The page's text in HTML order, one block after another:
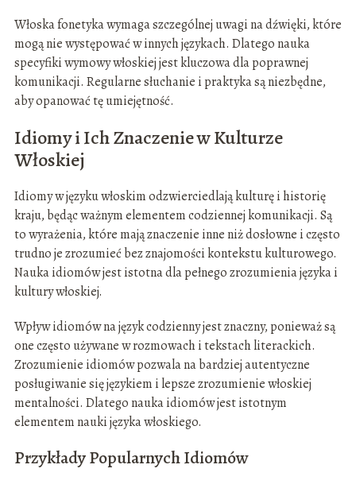
Włoska fonetyka wymaga szczególnej uwagi na dźwięki, które
mogą nie występować w innych językach. Dlatego nauka
specyfiki wymowy włoskiej jest kluczowa dla poprawnej
komunikacji. Regularne słuchanie i praktyka są niezbędne,
aby opanować tę umiejętność.
Idiomy i Ich Znaczenie w Kulturze
Włoskiej
Idiomy w języku włoskim odzwierciedlają kulturę i historię
kraju, będąc ważnym elementem codziennej komunikacji. Są
to wyrażenia, które mają znaczenie inne niż dosłowne i często
trudno je zrozumieć bez znajomości kontekstu kulturowego.
Nauka idiomów jest istotna dla pełnego zrozumienia języka i
kultury włoskiej.
Wpływ idiomów na język codzienny jest znaczny, ponieważ są
one często używane w rozmowach i tekstach literackich.
Zrozumienie idiomów pozwala na bardziej autentyczne
posługiwanie się językiem i lepsze zrozumienie włoskiej
mentalności. Dlatego nauka idiomów jest istotnym
elementem nauki języka włoskiego.
Przykłady Popularnych Idiomów